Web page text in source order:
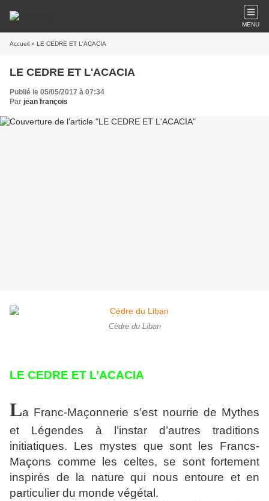
MENU
Accueil » LE CEDRE ET L'ACACIA
LE CEDRE ET L'ACACIA
Publié le 05/05/2017 à 07:34
Par jean françois
Cèdre du Liban
LE CEDRE ET L’ACACIA
La Franc-Maçonnerie s’est nourrie de Mythes
et Légendes à l’instar d’autres traditions
initiatiques. Les mystes que sont les Francs-
Maçons comme les celtes, se sont fortement
inspirés de la nature qui nous entoure et en
particulier du monde végétal.